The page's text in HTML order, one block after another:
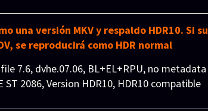
una versión MKV y respaldo HDR10. Si su
se reproducirá como HDR normal
7.6, dvhe.07.06, BL+EL+RPU, no metadata
2086, Version HDR10, HDR10 compatible